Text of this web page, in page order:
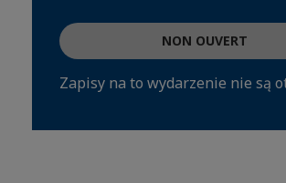
NON OUVERT
Zapisy na to wydarzenie nie są